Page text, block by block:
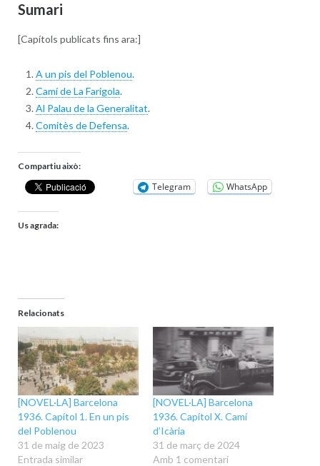
Sumari
[Capítols publicats fins ara:]
A un pis del Poblenou.
Camí de La Farigola.
Al Palau de la Generalitat.
Comitès de Defensa.
Compartiu això:
Telegram WhatsApp
Us agrada:
Relacionats
[NOVEL·LA] Barcelona
1936. Capítol 1. En un pis
del Poblenou
31 de maig de 2023
Entrada similar
[NOVEL·LA] Barcelona
1936. Capítol X. Camí
d’Icària
31 de març de 2024
Amb 1 comentari